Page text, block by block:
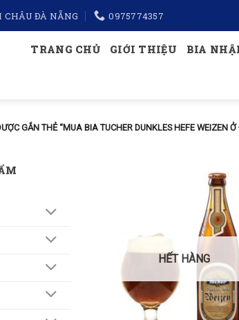
CHÂU ĐÀ NẴNG 0975774357
TRANG CHỦ GIỚI THIỆU BIA
GẮN THẺ “MUA BIA TUCHER DUNKLES HEFE WEIZEN
HẾT HÀNG